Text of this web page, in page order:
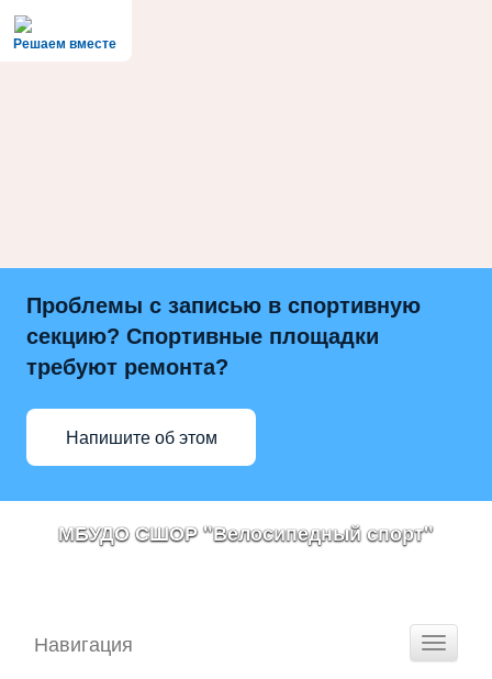
Решаем вместе
Проблемы с записью в спортивную
секцию? Спортивные площадки
требуют ремонта?
Напишите об этом
МБУДО СШОР "Велосипедный спорт"
Toggle
Навигация